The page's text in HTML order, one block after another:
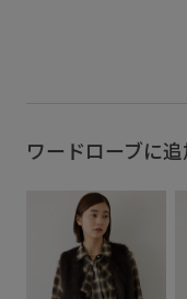
ワードローブに